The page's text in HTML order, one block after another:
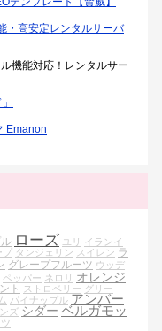
・高安定レンタルサーバ
機能対応！レンタルサー
Emanon
ローズ ユリ
イランイ
タンジェリン スイレン ラ
グレープフルーツ ウッデ
ペッパー ネロリ オレンジ
ト ストロベリー グリー
パイナップル アンバー
ズ シダー ベルガモッ